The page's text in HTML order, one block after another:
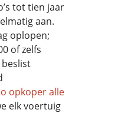
tot tien jaar
aan.
oplopen;
of zelfs
opkoper alle
elk voertuig